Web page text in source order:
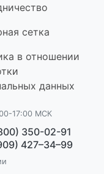
сетка
в отношении
данных
17:00 МСК
350-02-91
427–34–99